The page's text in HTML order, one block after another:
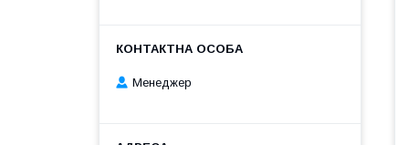
Менеджер